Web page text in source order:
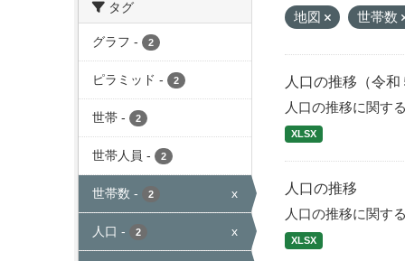
タグ
グラフ - 2
ピラミッド - 2
世帯 - 2
世帯人員 - 2
世帯数 - 2 x
人口 - 2 x
地図
世帯数
人口の推移（令和
人口の推移に関す
XLSX
人口の推移
人口の推移に関す
XLSX